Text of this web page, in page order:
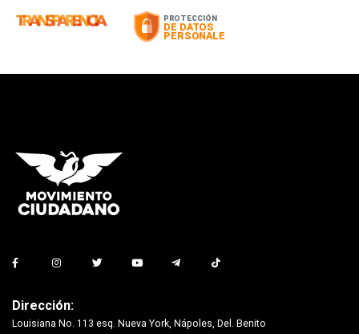
Dirección:
Louisiana No. 113 esq. Nueva York, Nápoles, Del. Benito